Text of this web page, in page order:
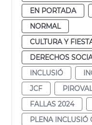
EN PORTADA
NORMAL
CULTURA Y
DERECHOS
INCLUSIÓ
JCF
FALLAS 2024
PLENA INCLUSIÓ